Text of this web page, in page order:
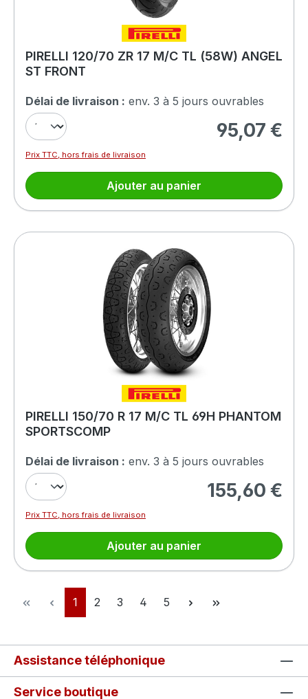
PIRELLI 120/70 ZR 17 M/C TL (58W) ANGEL
ST FRONT
Délai de livraison : env. 3 à 5 jours ouvrables
Prix régulier :
95,07 €
Prix TTC, hors frais de livraison
Ajouter au panier
PIRELLI 150/70 R 17 M/C TL 69H PHANTOM
SPORTSCOMP
Délai de livraison : env. 3 à 5 jours ouvrables
Prix régulier :
155,60 €
Prix TTC, hors frais de livraison
Ajouter au panier
Page
1 Page
2 Page
3 Page
4 Page
5
Assistance téléphonique
Service boutique